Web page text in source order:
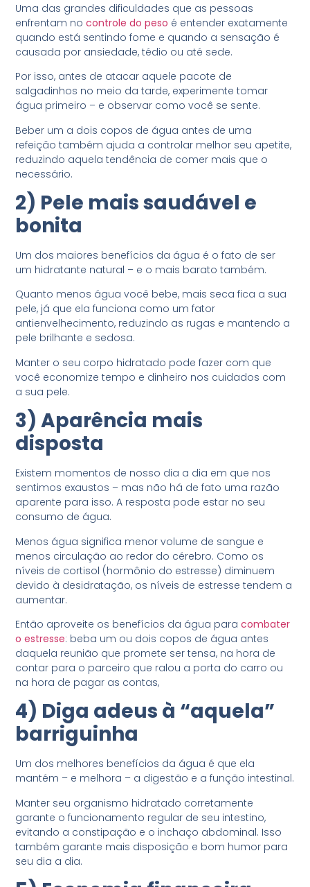
Uma das grandes dificuldades que as pessoas
enfrentam nocontrole do peso é entender exatamente
quando está sentindo fome e quando a sensação é
causada por ansiedade, tédio ou até sede.
Por isso, antes de atacar aquele pacote de
salgadinhos no meio da tarde, experimente tomar
água primeiro – e observar como você se sente.
Beber um a dois copos de água antes de uma
refeição também ajuda a controlar melhor seu apetite,
reduzindo aquela tendência de comer mais que o
necessário.
2) Pele mais saudável e
bonita
Um dos maiores benefícios da água é o fato de ser
um hidratante natural – e o mais barato também.
Quanto menos água você bebe, mais seca fica a sua
pele, já que ela funciona como um fator
antienvelhecimento, reduzindo as rugas e mantendo a
pele brilhante e sedosa.
Manter o seu corpo hidratado pode fazer com que
você economize tempo e dinheiro nos cuidados com
a sua pele.
3) Aparência mais
disposta
Existem momentos de nosso dia a dia em que nos
sentimos exaustos – mas não há de fato uma razão
aparente para isso. A resposta pode estar no seu
consumo de água.
Menos água significa menor volume de sangue e
menos circulação ao redor do cérebro. Como os
níveis de cortisol (hormônio do estresse) diminuem
devido à desidratação, os níveis de estresse tendem a
aumentar.
Então aproveite os benefícios da água paracombater
o estresse: beba um ou dois copos de água antes
daquela reunião que promete ser tensa, na hora de
contar para o parceiro que ralou a porta do carro ou
na hora de pagar as contas,
4) Diga adeus à “aquela”
barriguinha
Um dos melhores benefícios da água é que ela
mantém – e melhora – a digestão e a função intestinal.
Manter seu organismo hidratado corretamente
garante o funcionamento regular de seu intestino,
evitando a constipação e o inchaço abdominal. Isso
também garante mais disposição e bom humor para
seu dia a dia.